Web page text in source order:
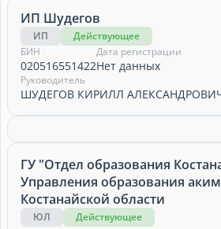
ИП Шудегов
ИП
Действующее
БИН
020516551422
Дата регистрации
Нет данных
Руководитель
ШУДЕГОВ КИРИЛЛ
ГУ "Отдел образования
Управления образования
Костанайской области
ЮЛ
Действующее